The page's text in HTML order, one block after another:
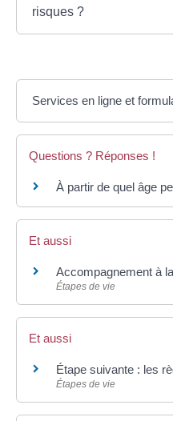
risques ?
Services en ligne et
Questions ? Réponses !
À partir de quel âge
Et aussi
Accompagnement à
Étapes de vie
Et aussi
Étape suivante : les
Étapes de vie